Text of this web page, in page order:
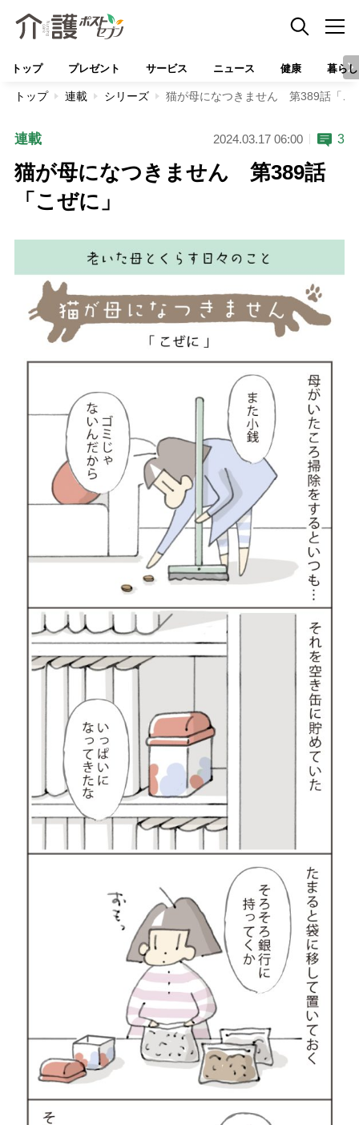
トップ プレゼント サービス ニュース 健康 暮らし
トップ 連載 シリーズ 猫が母になつきません 第389話「こ
連載 2024.03.17 06:00 3
猫が母になつきません 第389話
「こぜに」